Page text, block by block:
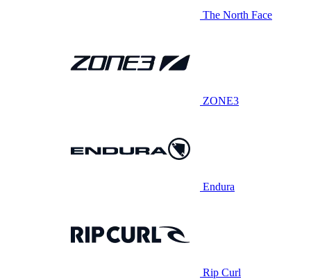
The North Face
ZONE3
Endura
Rip Curl